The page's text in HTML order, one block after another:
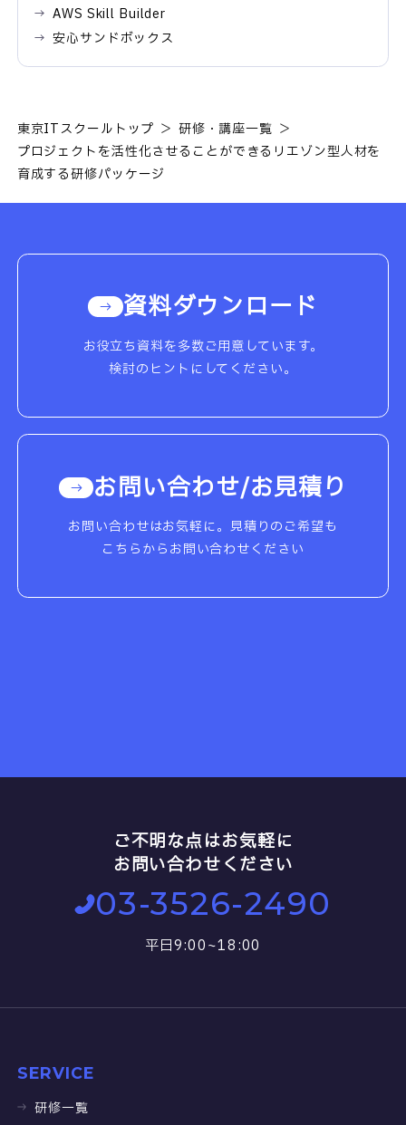
AWS Skill Builder
安心サンドボックス
東京ITスクールトップ
研修・講座一覧
プロジェクトを活性化させることができるリエゾン型人材を
育成する研修パッケージ
資料ダウンロード
お役立ち資料を多数ご用意しています。
検討のヒントにしてください。
お問い合わせ/お見積り
お問い合わせはお気軽に。見積りのご希望も
こちらからお問い合わせください
ご不明な点はお気軽に
お問い合わせください
03-3526-2490
平日9:00~18:00
SERVICE
研修一覧